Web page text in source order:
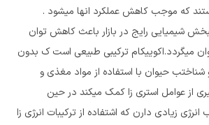
که موجب کاهش عملکرد انها میشود .
شیمیایی رایج در بازار باعث کاهش توان
میگردد.اکوییکام ترکیبی طبیعی است ک بدون
حیوان با استفاده از مواد مغذی و
از عوامل استری زا کمک میکند در حین
زیادی دارن که اشتفاده از ترکیبات انرژی زا